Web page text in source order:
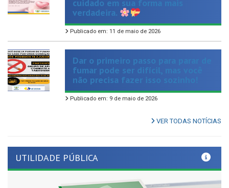
Publicado em: 11 de maio de 2026
Dar o primeiro passo para parar de
fumar pode ser difícil, mas você
não precisa fazer isso sozinho!
Publicado em: 9 de maio de 2026
VER TODAS NOTÍCIAS